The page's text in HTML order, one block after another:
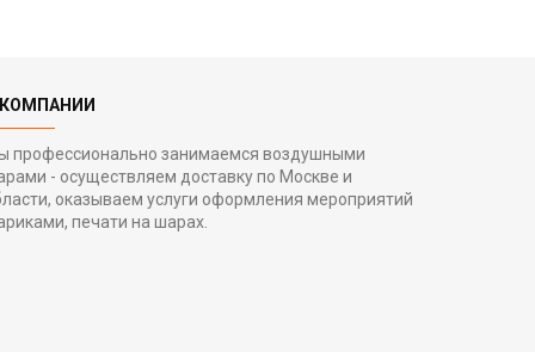
профессионально занимаемся воздушными
- осуществляем доставку по Москве и
оказываем услуги оформления мероприятий
печати на шарах.